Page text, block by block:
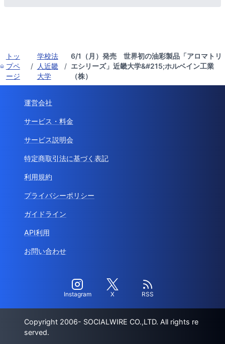
トッ
プペ
ージ
/
学校法
人近畿
大学
/
6/1（月）発売 世界初の油彩製品「アロマトリ
エシリーズ」近畿大学&#215;ホルベイン工業
（株）
運営会社
サービス・料金
サービス説明会
特定商取引法に基づく表記
利用規約
プライバシーポリシー
ガイドライン
API利用
お問い合わせ
Instagram X RSS
Copyright 2006- SOCIALWIRE CO.,LTD. All rights re
served.